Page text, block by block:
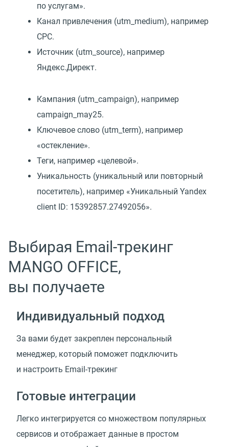
по услугам».
Канал привлечения (utm_medium), например
CPC.
Источник (utm_source), например
Яндекс.Директ.
Кампания (utm_campaign), например
campaign_may25.
Ключевое слово (utm_term), например
«остекление».
Теги, например «целевой».
Уникальность (уникальный или повторный
посетитель), например «Уникальный Yandex
client ID: 15392857.27492056».
Выбирая Email-трекинг
MANGO OFFICE,
вы получаете
Индивидуальный подход
За вами будет закреплен персональный
менеджер, который поможет подключить
и настроить Email-трекинг
Готовые интеграции
Легко интегрируется со множеством популярных
сервисов и отображает данные в простом